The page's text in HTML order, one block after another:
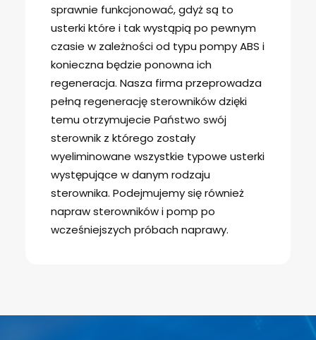
sprawnie funkcjonować, gdyż są to
usterki które i tak wystąpią po pewnym
czasie w zależności od typu pompy ABS i
konieczna będzie ponowna ich
regeneracja. Nasza firma przeprowadza
pełną regenerację sterowników dzięki
temu otrzymujecie Państwo swój
sterownik z którego zostały
wyeliminowane wszystkie typowe usterki
występujące w danym rodzaju
sterownika. Podejmujemy się również
napraw sterowników i pomp po
wcześniejszych próbach naprawy.